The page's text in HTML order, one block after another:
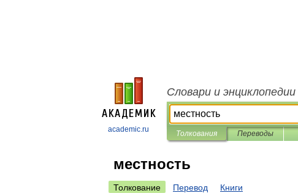
academic.ru
Словари и
Толкования Переводы
местность
Толкование Перевод Книги